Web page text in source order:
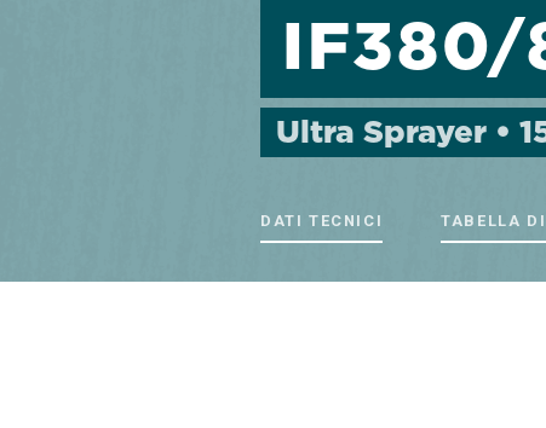
IF380/
Ultra Sprayer •
DATI TECNICI TABELLA